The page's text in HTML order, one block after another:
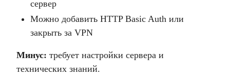
сервер
Можно добавить HTTP Basic Auth или
закрыть за VPN
Минус: требует настройки сервера и
технических знаний.